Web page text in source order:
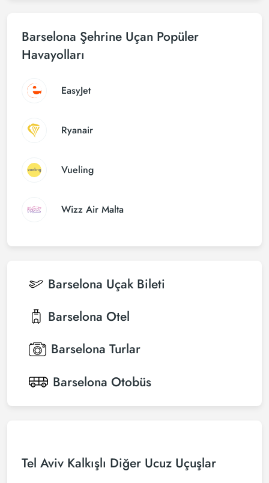
Barselona Şehrine Uçan Popüler
Havayolları
EasyJet
Ryanair
Vueling
Wizz Air Malta
Barselona Uçak Bileti
Barselona Otel
Barselona Turlar
Barselona Otobüs
Tel Aviv Kalkışlı Diğer Ucuz Uçuşlar